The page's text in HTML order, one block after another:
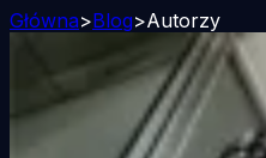
Główna>Blog>Autorzy